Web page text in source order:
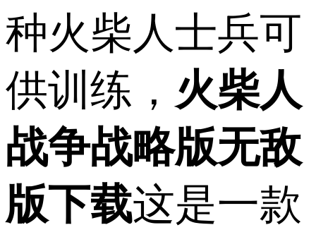
种火柴人士兵可
供训练， 火柴人
战争战略版无敌
版下载这是一款